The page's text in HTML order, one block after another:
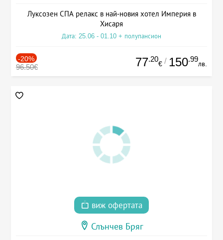
Луксозен СПА релакс в най-новия хотел Империя в
Хисаря
Дата: 25.06 - 01.10 + полупансион
-20%
96.50€ 77.20
€ / 150.99
лв.
виж офертата
Слънчев Бряг